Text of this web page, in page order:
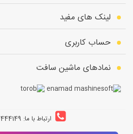
لینک های مفید
حساب کاربری
نمادهای ماشین سافت
ارتباط با ما: 34444149 - 041